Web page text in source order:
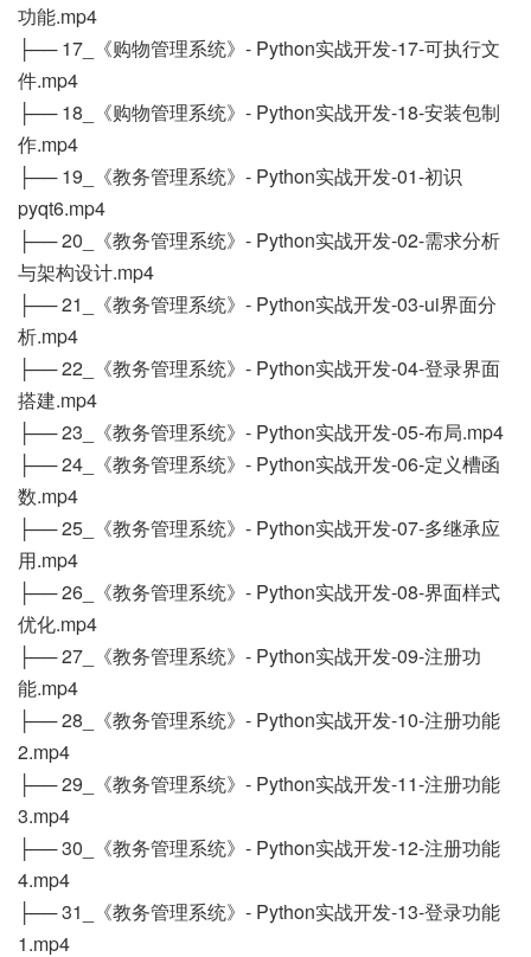
功能.mp4
├── 17_《购物管理系统》- Python实战开发-17-可执行文
件.mp4
├── 18_《购物管理系统》- Python实战开发-18-安装包制
作.mp4
├── 19_《教务管理系统》- Python实战开发-01-初识
pyqt6.mp4
├── 20_《教务管理系统》- Python实战开发-02-需求分析
与架构设计.mp4
├── 21_《教务管理系统》- Python实战开发-03-ui界面分
析.mp4
├── 22_《教务管理系统》- Python实战开发-04-登录界面
搭建.mp4
├── 23_《教务管理系统》- Python实战开发-05-布局.mp4
├── 24_《教务管理系统》- Python实战开发-06-定义槽函
数.mp4
├── 25_《教务管理系统》- Python实战开发-07-多继承应
用.mp4
├── 26_《教务管理系统》- Python实战开发-08-界面样式
优化.mp4
├── 27_《教务管理系统》- Python实战开发-09-注册功
能.mp4
├── 28_《教务管理系统》- Python实战开发-10-注册功能
2.mp4
├── 29_《教务管理系统》- Python实战开发-11-注册功能
3.mp4
├── 30_《教务管理系统》- Python实战开发-12-注册功能
4.mp4
├── 31_《教务管理系统》- Python实战开发-13-登录功能
1.mp4